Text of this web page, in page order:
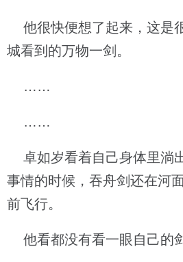
他很快便想了起来，这是
城看到的万物一剑。
……
……
卓如岁看着自己身体里淌
事情的时候，吞舟剑还在河
前飞行。
他看都没有看一眼自己的